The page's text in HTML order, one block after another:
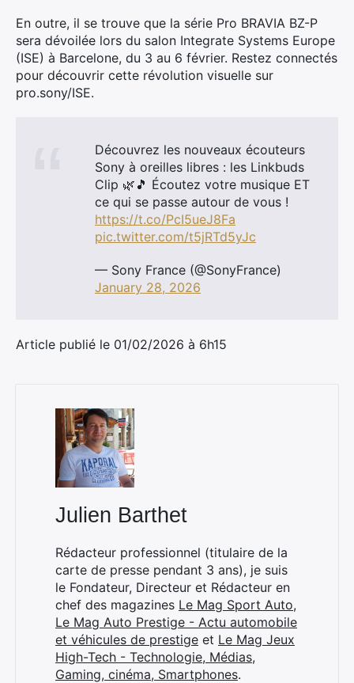
En outre, il se trouve que la série Pro BRAVIA BZ-P
sera dévoilée lors du salon Integrate Systems Europe
(ISE) à Barcelone, du 3 au 6 février. Restez connectés
pour découvrir cette révolution visuelle sur
pro.sony/ISE.
Découvrez les nouveaux écouteurs
Sony à oreilles libres : les Linkbuds
Clip 🌿🎵 Écoutez votre musique ET
ce qui se passe autour de vous !
https://t.co/PcI5ueJ8Fa
pic.twitter.com/t5jRTd5yJc
— Sony France (@SonyFrance)
January 28, 2026
Article publié le 01/02/2026 à 6h15
Julien Barthet
Rédacteur professionnel (titulaire de la
carte de presse pendant 3 ans), je suis
le Fondateur, Directeur et Rédacteur en
chef des magazines Le Mag Sport Auto,
Le Mag Auto Prestige - Actu automobile
et véhicules de prestige et Le Mag Jeux
High-Tech - Technologie, Médias,
Gaming, cinéma, Smartphones.